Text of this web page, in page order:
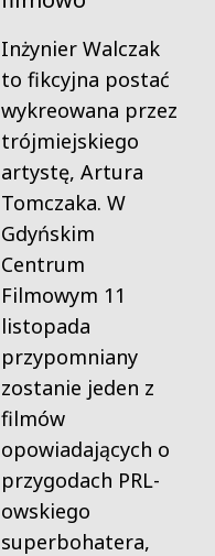
Inżynier Walczak
to fikcyjna postać
wykreowana przez
trójmiejskiego
artystę, Artura
Tomczaka. W
Gdyńskim
Centrum
Filmowym 11
listopada
przypomniany
zostanie jeden z
filmów
opowiadających o
przygodach PRL-
owskiego
superbohatera,